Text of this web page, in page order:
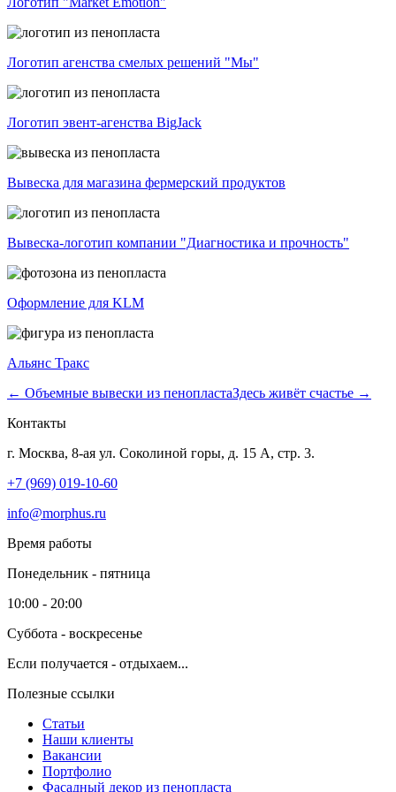
Логотип агенства смелых решений "Мы"
Логотип эвент-агенства BigJack
Вывеска для магазина фермерский продуктов
Вывеска-логотип компании "Диагностика и прочность"
Оформление для KLM
Альянс Тракс
← Объемные вывески из пенопластаЗдесь живёт счастье →
Контакты
г. Москва, 8-ая ул. Соколиной горы, д. 15 А, стр. 3.
+7 (969) 019-10-60
info@morphus.ru
Время работы
Понедельник - пятница
10:00 - 20:00
Суббота - воскресенье
Если получается - отдыхаем...
Полезные ссылки
Статьи
Наши клиенты
Вакансии
Портфолио
Фасадный декор из пенопласта